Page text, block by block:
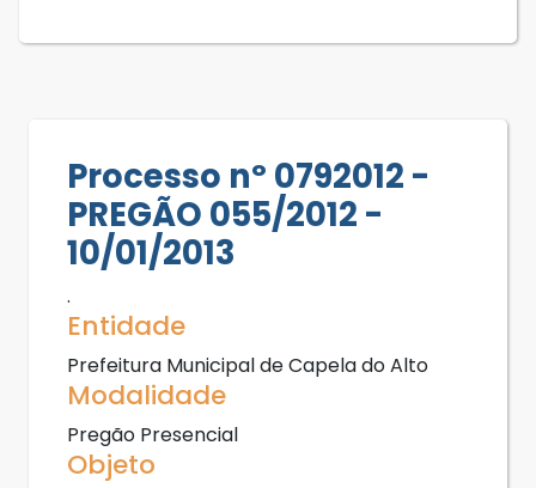
Processo nº 0792012 -
PREGÃO 055/2012 -
10/01/2013
.
Entidade
Prefeitura Municipal de Capela do Alto
Modalidade
Pregão Presencial
Objeto